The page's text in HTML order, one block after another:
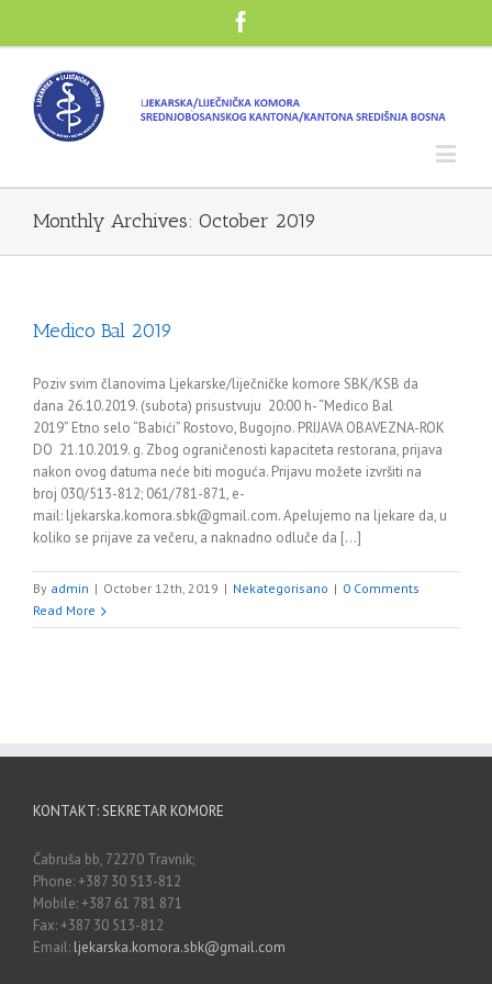
Monthly Archives: October 2019
Medico Bal 2019
Poziv svim članovima Ljekarske/liječničke komore SBK/KSB da
dana 26.10.2019. (subota) prisustvuju 20:00 h- “Medico Bal
2019” Etno selo “Babići” Rostovo, Bugojno. PRIJAVA OBAVEZNA-ROK
DO 21.10.2019. g. Zbog ograničenosti kapaciteta restorana, prijava
nakon ovog datuma neće biti moguća. Prijavu možete izvršiti na
broj 030/513-812; 061/781-871, e-
mail: ljekarska.komora.sbk@gmail.com. Apelujemo na ljekare da, u
koliko se prijave za večeru, a naknadno odluče da [...]
By admin | October 12th, 2019 | Nekategorisano | 0 Comments
Read More
KONTAKT: SEKRETAR KOMORE
Čabruša bb, 72270 Travnik;
Phone: +387 30 513-812
Mobile: +387 61 781 871
Fax: +387 30 513-812
Email: ljekarska.komora.sbk@gmail.com